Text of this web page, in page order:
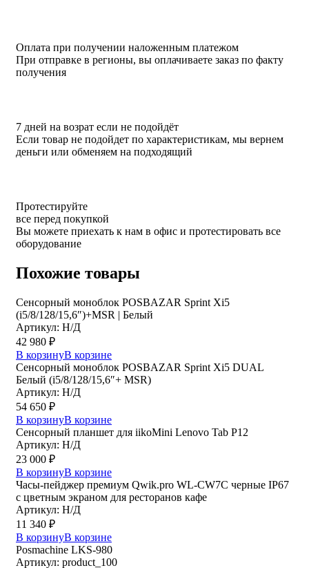
Оплата при получении наложенным платежом
При отправке в регионы, вы оплачиваете заказ по факту
получения
7 дней на возрат если не подойдёт
Если товар не подойдет по характеристикам, мы вернем
деньги или обменяем на подходящий
Протестируйте
все перед покупкой
Вы можете приехать к нам в офис и протестировать все
оборудование
Похожие товары
Сенсорный моноблок POSBAZAR Sprint Хi5
(i5/8/128/15,6″)+MSR | Белый
Артикул: Н/Д
42 980 ₽
В корзинуВ корзине
Сенсорный моноблок POSBAZAR Sprint Хi5 DUAL
Белый (i5/8/128/15,6″+ MSR)
Артикул: Н/Д
54 650 ₽
В корзинуВ корзине
Сенсорный планшет для iikoMini Lenovo Tab P12
Артикул: Н/Д
23 000 ₽
В корзинуВ корзине
Часы-пейджер премиум Qwik.pro WL-CW7C черные IP67
с цветным экраном для ресторанов кафе
Артикул: Н/Д
11 340 ₽
В корзинуВ корзине
Posmaсhine LKS-980
Артикул: product_100